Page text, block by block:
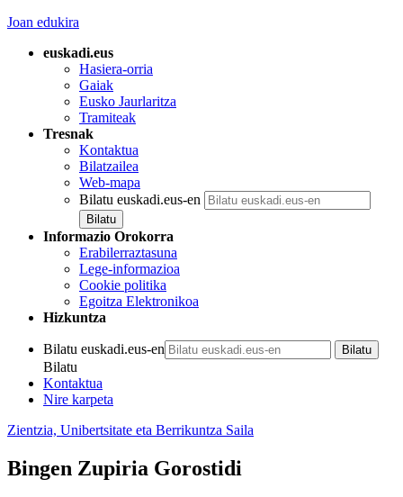
Joan edukira
euskadi.eus
Hasiera-orria
Gaiak
Eusko Jaurlaritza
Tramiteak
Tresnak
Kontaktua
Bilatzailea
Web-mapa
Bilatu euskadi.eus-en
Informazio Orokorra
Erabilerraztasuna
Lege-informazioa
Cookie politika
Egoitza Elektronikoa
Hizkuntza
Bilatu euskadi.eus-en
Bilatu
Kontaktua
Nire karpeta
Zientzia, Unibertsitate eta Berrikuntza Saila
Bingen Zupiria Gorostidi